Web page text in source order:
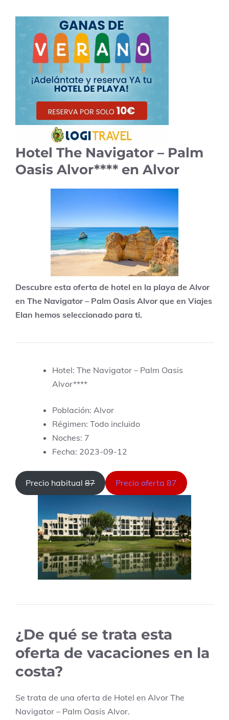
Hotel The Navigator – Palm
Oasis Alvor**** en Alvor
Descubre esta oferta de hotel en la playa de Alvor
en The Navigator – Palm Oasis Alvor que en Viajes
Elan hemos seleccionado para ti.
Hotel: The Navigator – Palm Oasis
Alvor****
Población: Alvor
Régimen: Todo incluido
Noches: 7
Fecha: 2023-09-12
Precio habitual 87 Precio oferta 87
¿De qué se trata esta
oferta de vacaciones en la
costa?
Se trata de una oferta de Hotel en Alvor The
Navigator – Palm Oasis Alvor.